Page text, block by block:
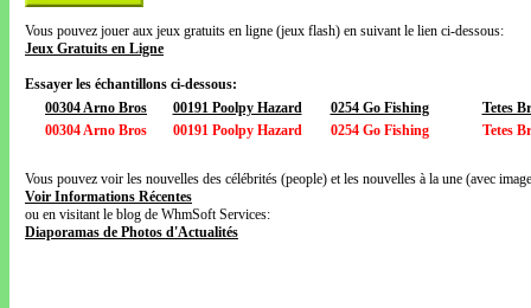
Vous pouvez jouer aux jeux gratuits en ligne (jeux flash) en suivant le lien ci-dessous:
Jeux Gratuits en Ligne
Essayer les échantillons ci-dessous:
00304 Arno Bros
00191 Poolpy Hazard 0254 Go Fishing
Tetes
00304 Arno Bros
00191 Poolpy Hazard 0254 Go Fishing Tetes
Vous pouvez voir les nouvelles des célébrités (people) et les nouvelles à la une (avec
Voir Informations Récentes
ou en visitant le blog de WhmSoft Services:
Diaporamas de Photos d'Actualités